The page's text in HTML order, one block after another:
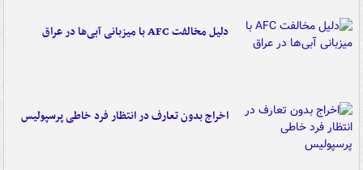
دلیل مخالفت AFC با میزبانی آبی‌ها در عراق
اخراج بدون تعارف در انتظار فرد خاطی پرسپولیس